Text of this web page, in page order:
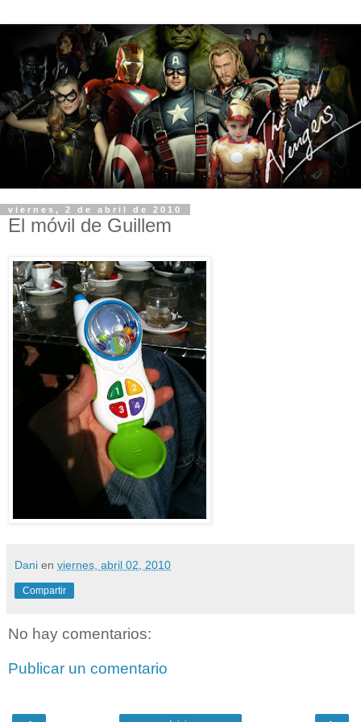
viernes, 2 de abril de 2010
El móvil de Guillem
Dani en viernes, abril 02, 2010
Compartir
No hay comentarios:
Publicar un comentario